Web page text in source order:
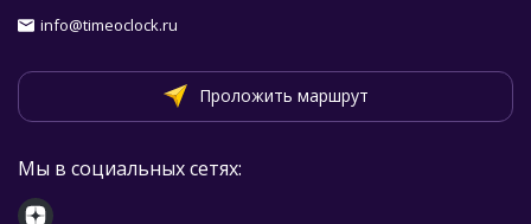
info@timeoclock.ru
Проложить маршрут
Мы в социальных сетях: